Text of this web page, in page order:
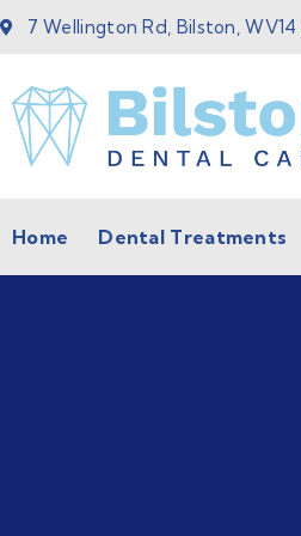
7 Wellington Rd, Bilston,
Home Dental Treatments